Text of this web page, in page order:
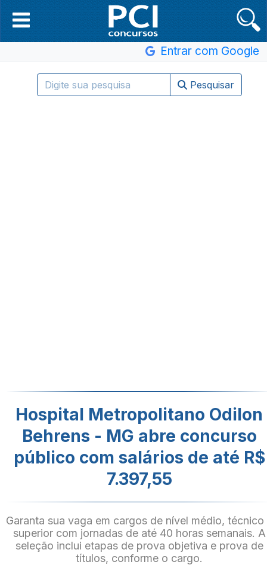
Entrar com Google
Pesquisar
Hospital Metropolitano Odilon
Behrens - MG abre concurso
público com salários de até R$
7.397,55
Garanta sua vaga em cargos de nível médio, técnico
superior com jornadas de até 40 horas semanais. A
seleção inclui etapas de prova objetiva e prova de
títulos, conforme o cargo.